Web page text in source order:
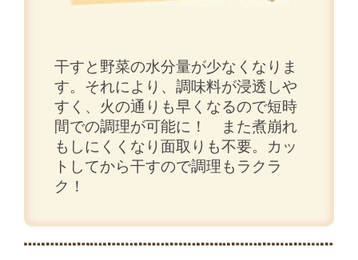
干すと野菜の水分量が少なくなりま
す。それにより、調味料が浸透しや
すく、火の通りも早くなるので短時
間での調理が可能に！ また煮崩れ
もしにくくなり面取りも不要。カッ
トしてから干すので調理もラクラ
ク！